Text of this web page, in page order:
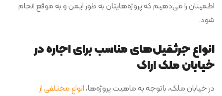
اطمینان را می‌دهیم که پروژه‌هایتان به طور ایمن و به موقع انجام
شود.
انواع جرثقیل‌های مناسب برای اجاره در
خیابان ملک اراک
در خیابان ملک، باتوجه به ماهیت پروژه‌ها، انواع مختلفی از